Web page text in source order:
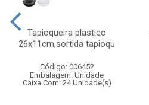
Tapioqueira plastico
26x11cm,sortida tapioqu
Código: 006452
Embalagem: Unidade
Caixa Com: 24 Unidade(s)